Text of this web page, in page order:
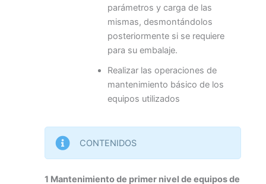
parámetros y carga de las
mismas, desmontándolos
posteriormente si se requiere
para su embalaje.
Realizar las operaciones de
mantenimiento básico de los
equipos utilizados
CONTENIDOS
1 Mantenimiento de primer nivel de equipos de